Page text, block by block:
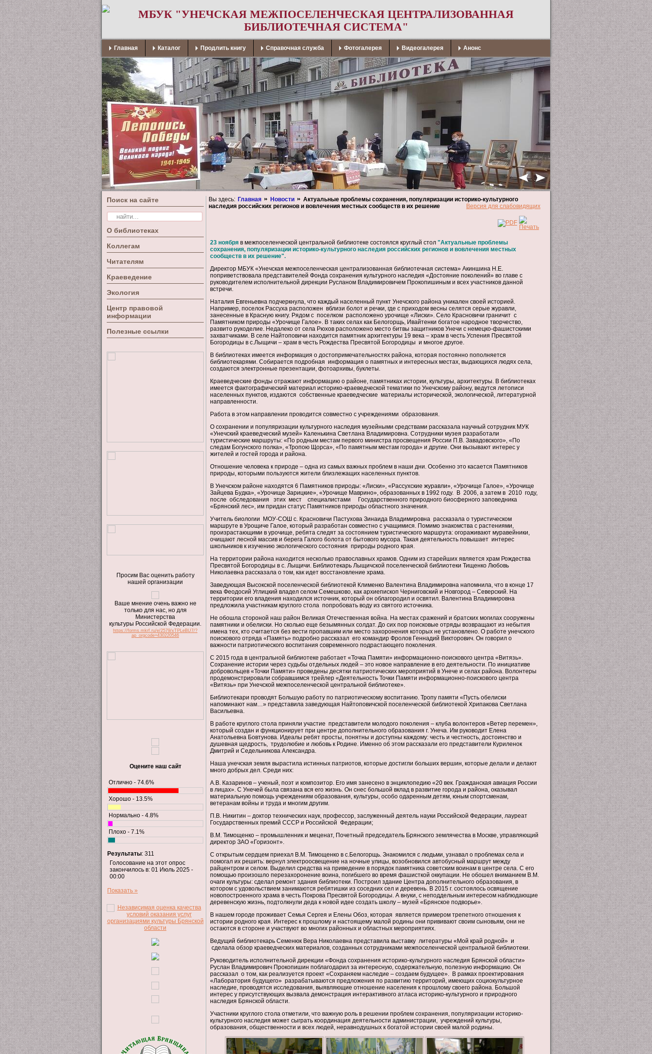
МБУК "УНЕЧСКАЯ МЕЖПОСЕЛЕНЧЕСКАЯ ЦЕНТРАЛИЗОВАННАЯ
БИБЛИОТЕЧНАЯ СИСТЕМА"
Главная Каталог Продлить книгу Справочная служба Фотогалерея Видеогалерея Анонс
Поиск на сайте
О библиотеках
Коллегам
Читателям
Краеведение
Экология
Центр правовой
информации
Полезные ссылки
Просим Вас оценить работу
нашей организации
Ваше мнение очень важно не
только для нас, но для
Министерства
культуры Российской Федерации.
https://forms.mkrf.ru/e/2579/xTPLeBU7/?
ap_orgcode=430220546
Оцените наш сайт
Отлично - 74.6%
Хорошо - 13.5%
Нормально - 4.8%
Плохо - 7.1%
Результаты: 311
Голосование на этот опрос
закончилось в: 01 Июль 2025 -
00:00
Показать »
Вы здесь: Главная Новости
Актуальные проблемы сохранения, популяризации историко-культурного
наследия российских регионов и вовлечения местных сообществ в их решение
Версия для слабовидящих
23 ноября в межпоселенческой центральной библиотеке состоялся круглый стол "Актуальные проблемы
сохранения, популяризации историко-культурного наследия российских регионов и вовлечения местных
сообществ в их решение".
Директор МБУК «Унечская межпоселенческая централизованная библиотечная система» Акиншина Н.Е.
поприветствовала представителей Фонда сохранения культурного наследия «Достояние поколений» во главе с
руководителем исполнительной дирекции Русланом Владимировичем Прокопишиным и всех участников данной
встречи.
Наталия Евгеньевна подчеркнула, что каждый населенный пункт Унечского района уникален своей историей.
Например, поселок Рассуха расположен вблизи болот и речки, где с приходом весны селятся серые журавли,
занесенные в Красную книгу. Рядом с поселком расположено урочище «Лиски». Село Красновичи граничит с
Памятником природы «Урочище Галое». В таких селах как Белогорщь, Ивайтенки богатое народное творчество,
развито рукоделие. Недалеко от села Рюхов расположено место битвы защитников Унечи с немецко-фашистскими
захватчиками. В селе Найтоповичи находится памятник архитектуры 19 века – храм в честь Успения Пресвятой
Богородицы в с.Лыщичи – храм в честь Рождества Пресвятой Богородицы и многое другое.
В библиотеках имеется информация о достопримечательностях района, которая постоянно пополняется
библиотекарями. Собирается подробная информация о памятных и интересных местах, выдающихся людях села,
создаются электронные презентации, фотоархивы, буклеты.
Краеведческие фонды отражают информацию о районе, памятниках истории, культуры, архитектуры. В библиотеках
имеется фактографический материал историко-краеведческой тематики по Унечскому району, ведутся летописи
населенных пунктов, издаются собственные краеведческие материалы исторической, экологической, литературной
направленности.
Работа в этом направлении проводится совместно с учреждениями образования.
О сохранении и популяризации культурного наследия музейными средствами рассказала научный сотрудник МУК
«Унечский краеведческий музей» Каленькина Светлана Владимировна. Сотрудники музея разработали
туристические маршруты: «По родным местам первого министра просвещения России П.В. Завадовского», «По
следам Богунского полка», «Тропою Щорса», «По памятным местам города» и другие. Они вызывают интерес у
жителей и гостей города и района.
Отношение человека к природе – одна из самых важных проблем в наши дни. Особенно это касается Памятников
природы, которыми пользуются жители близлежащих населенных пунктов.
В Унечском районе находятся 6 Памятников природы: «Лиски», «Рассухские журавли», «Урочище Галое», «Урочище
Зайцева Будка», «Урочище Зарицкие», «Урочище Маврино», образованных в 1992 году. В 2006, а затем в 2010 году,
после обследования этих мест специалистами Государственного природного биосферного заповедника
«Брянский лес», им придан статус Памятников природы областного значения.
Учитель биологии МОУ-СОШ с. Красновичи Пастухова Зинаида Владимировна рассказала о туристическом
маршруте в Урощиче Галое, который разработан совместно с учащимися. Помимо знакомства с растениями,
произрастающими в урочище, ребята следят за состоянием туристического маршрута: огораживают муравейники,
очищают лесной массив и берега Галого болота от бытового мусора. Такая деятельность повышает интерес
школьников к изучению экологического состояния природы родного края.
На территории района находится несколько православных храмов. Одним из старейших является храм Рождества
Пресвятой Богородицы в с. Лыщичи. Библиотекарь Лыщичской поселенческой библиотеки Тищенко Любовь
Николаевна рассказала о том, как идет восстановление храма.
Заведующая Высокской поселенческой библиотекой Клименко Валентина Владимировна напомнила, что в конце 17
века Феодосий Углицкий владел селом Семешково, как архиепископ Черниговский и Новгород – Северский. На
территории его владения находился источник, который он облагородил и освятил. Валентина Владимировна
предложила участникам круглого стола попробовать воду из святого источника.
Не обошла стороной наш район Великая Отечественная война. На местах сражений и братских могилах сооружены
памятники и обелиски. Но сколько еще безымянных солдат. До сих пор поисковые отряды возвращают из небытия
имена тех, кто считается без вести пропавшим или место захоронения которых не установлено. О работе унечского
поискового отряда «Память» подробно рассказал его командир Фролов Геннадий Викторович. Он говорил о
важности патриотического воспитания современного подрастающего поколения.
С 2015 года в центральной библиотеке работает «Точка Памяти» информационно-поискового центра «Витязь».
Сохранение истории через судьбы отдельных людей – это новое направление в его деятельности. По инициативе
добровольцев «Точки Памяти» проведены десятки патриотических мероприятий в Унече и селах района. Волонтеры
продемонстрировали собравшимся трейлер «Деятельность Точки Памяти информационно-поискового центра
«Витязь» при Унечской межпоселенческой центральной библиотеке».
Библиотекари проводят Большую работу по патриотическому воспитанию. Тропу памяти «Пусть обелиски
напоминают нам…» представила заведующая Найтоповичской поселенческой библиотекой Хрипакова Светлана
Васильевна.
В работе круглого стола приняли участие представители молодого поколения – клуба волонтеров «Ветер перемен»,
который создан и функционирует при центре дополнительного образования г. Унеча. Им руководит Елена
Анатольевна Бовтунова. Идеалы ребят просты, понятны и доступны каждому: честь и честность, достоинство и
душевная щедрость, трудолюбие и любовь к Родине. Именно об этом рассказали его представители Куриленок
Дмитрий и Седельникова Александра.
Наша унечская земля вырастила истинных патриотов, которые достигли больших вершин, которые делали и делают
много добрых дел. Среди них:
А.В. Казаринов – ученый, поэт и композитор. Его имя занесено в энциклопедию «20 век. Гражданская авиация России
в лицах». С Унечей была связана вся его жизнь. Он снес большой вклад в развитие города и района, оказывал
материальную помощь учреждениям образования, культуры, особо одаренным детям, юным спортсменам,
ветеранам войны и труда и многим другим.
П.В. Никитин – доктор технических наук, профессор, заслуженный деятель науки Российской Федерации, лауреат
Государственных премий СССР и Российской Федерации;
В.М. Тимощенко – промышленник и меценат, Почетный председатель Брянского землячества в Москве, управляющий
директор ЗАО «Горизонт».
С открытым сердцем приехал В.М. Тимощенко в с.Белогорщь. Знакомился с людьми, узнавал о проблемах села и
помогал их решить: вернул электроосвещение на ночные улицы, возобновился автобусный маршрут между
райцентром и селом. Выделил средства на приведение в порядок памятника советским воинам в центре села. С его
помощью произошло перезахоронение воина, погибшего во время фашисткой оккупации. Не обошел вниманием В.М.
очаги культуры: сделал ремонт здания библиотеки. Построил здание Центра дополнительного образования, в
котором с удовольствием занимаются ребятишки из соседних сел и деревень. В 2015 г. состоялось освящение
новопостроенного храма в честь Покрова Пресвятой Богородицы. А внуки, с неподдельным интересом наблюдающие
деревенскую жизнь, подтолкнули деда к новой идее создать школу – музей «Брянское подворье».
В нашем городе проживает Семья Сергея и Елены Обоз, которая является примером трепетного отношения к
истории родного края. Интерес к прошлому и настоящему малой родины они прививают своим сыновьям, они не
остаются в стороне и участвуют во многих районных и областных мероприятиях.
Ведущий библиотекарь Семенюк Вера Николаевна представила выставку литературы «Мой край родной» и
сделала обзор краеведческих материалов, созданных сотрудниками межпоселенческой центральной библиотеки.
Руководитель исполнительной дирекции «Фонда сохранения историко-культурного наследия Брянской области»
Руслан Владимирович Прокопишин поблагодарил за интересную, содержательную, полезную информацию. Он
рассказал о том, как реализуется проект «Сохраняем наследие – создаем будущее». В рамках проектирования
«Лаборатория будущего» разрабатываются предложения по развитию территорий, имеющих социокультурное
наследие, проводятся исследования, выявляющие отношение населения к прошлому своего района. Большой
интерес у присутствующих вызвала демонстрация интерактивного атласа историко-культурного и природного
наследия Брянской области.
Участники круглого стола отметили, что важную роль в решении проблем сохранения, популяризации историко-
культурного наследия может сыграть координация деятельности администрации, учреждений культуры,
образования, общественности и всех людей, неравнодушных к богатой истории своей малой родины.